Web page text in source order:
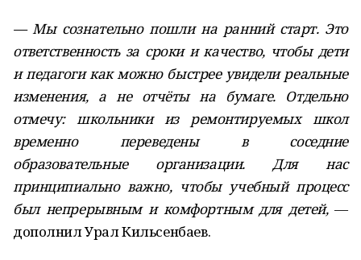
— Мы сознательно пошли на ранний старт. Это
ответственность за сроки и качество, чтобы дети
и педагоги как можно быстрее увидели реальные
изменения, а не отчёты на бумаге. Отдельно
отмечу: школьники из ремонтируемых школ
временно переведены в соседние
образовательные организации. Для нас
принципиально важно, чтобы учебный процесс
был непрерывным и комфортным для детей,—
дополнил Урал Кильсенбаев.